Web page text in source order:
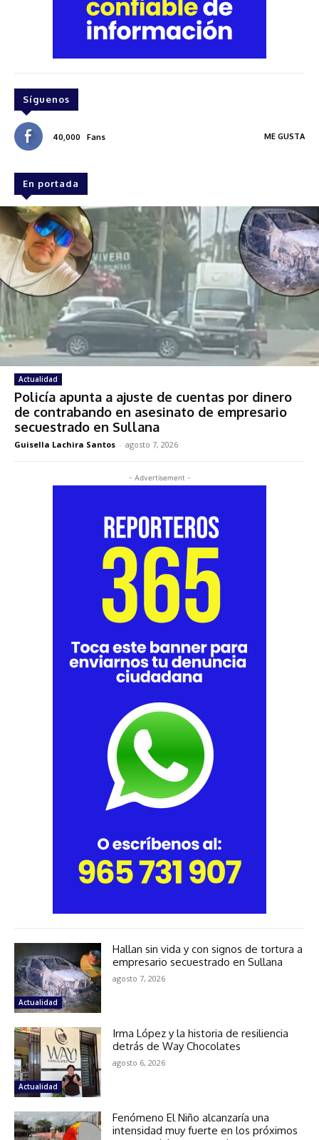
Síguenos
40,000 Fans ME GUSTA
En portada
Actualidad
Policía apunta a ajuste de cuentas por dinero
de contrabando en asesinato de empresario
secuestrado en Sullana
Guisella Lachira Santos - agosto 7, 2026
- Advertisement -
Actualidad
Hallan sin vida y con signos de tortura a
empresario secuestrado en Sullana
agosto 7, 2026
Actualidad
Irma López y la historia de resiliencia
detrás de Way Chocolates
agosto 6, 2026
Fenómeno El Niño alcanzaría una
intensidad muy fuerte en los próximos